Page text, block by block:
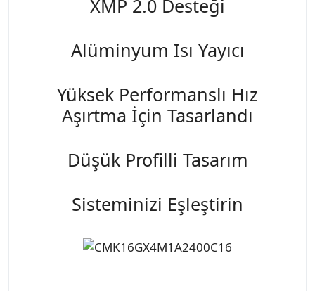
XMP 2.0 Desteği
Alüminyum Isı Yayıcı
Yüksek Performanslı Hız
Aşırtma İçin Tasarlandı
Düşük Profilli Tasarım
Sisteminizi Eşleştirin